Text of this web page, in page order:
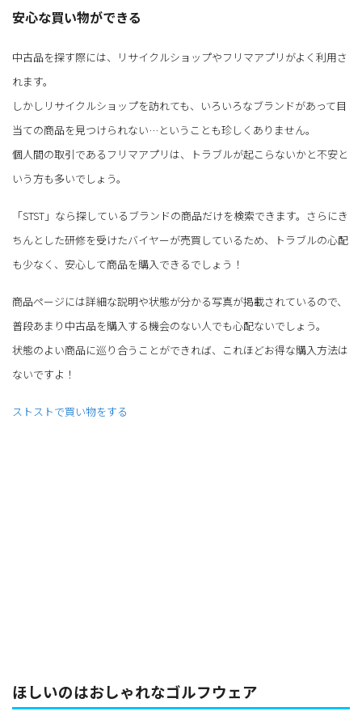
安心な買い物ができる
中古品を探す際には、リサイクルショップやフリマアプリがよく利用さ
れます。
しかしリサイクルショップを訪れても、いろいろなブランドがあって目
当ての商品を見つけられない…ということも珍しくありません。
個人間の取引であるフリマアプリは、トラブルが起こらないかと不安と
いう方も多いでしょう。
「STST」なら探しているブランドの商品だけを検索できます。さらにき
ちんとした研修を受けたバイヤーが売買しているため、トラブルの心配
も少なく、安心して商品を購入できるでしょう！
商品ページには詳細な説明や状態が分かる写真が掲載されているので、
普段あまり中古品を購入する機会のない人でも心配ないでしょう。
状態のよい商品に巡り合うことができれば、これほどお得な購入方法は
ないですよ！
ストストで買い物をする
ほしいのはおしゃれなゴルフウェア